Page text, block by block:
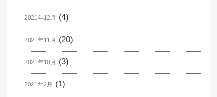
2021年12月 (4)
2021年11月 (20)
2021年10月 (3)
2021年2月 (1)